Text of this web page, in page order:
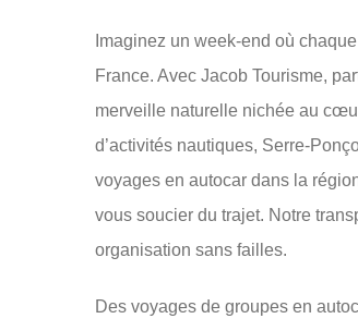
Imaginez un week-end où
France. Avec Jacob Tourisme,
merveille naturelle nichée au
d’activités nautiques, Serre-
voyages en autocar dans la
vous soucier du trajet. Notre
organisation sans failles.
Des voyages de groupes en